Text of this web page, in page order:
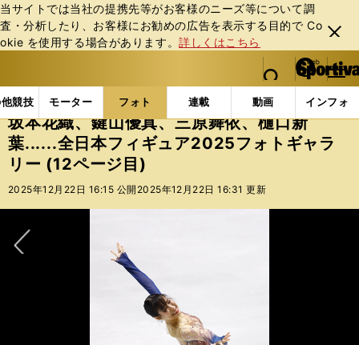
当サイトでは当社の提携先等がお客様のニーズ等について調
査・分析したり、お客様にお勧めの広告を表⽰する⽬的で Co
okie を使⽤する場合があります。詳しくはこちら
閉じ
る
web Sportiva (webスポルティーバ)
検索
マイペ
ー
ジ
メニュ
競技 モーター フォト 連載 動画 インフォ
b
ス
ポ
ル
テ
ー
バ
フォトギャラリー 坂本花織、鍵山優真、三原舞依、
坂本花織、鍵山優真、三原舞依、樋口新
葉......全日本フィギュア2025フォトギャラ
リー (12ページ目)
2025年12月22日 16:15 公開 2025年12月22日 16:31 更新